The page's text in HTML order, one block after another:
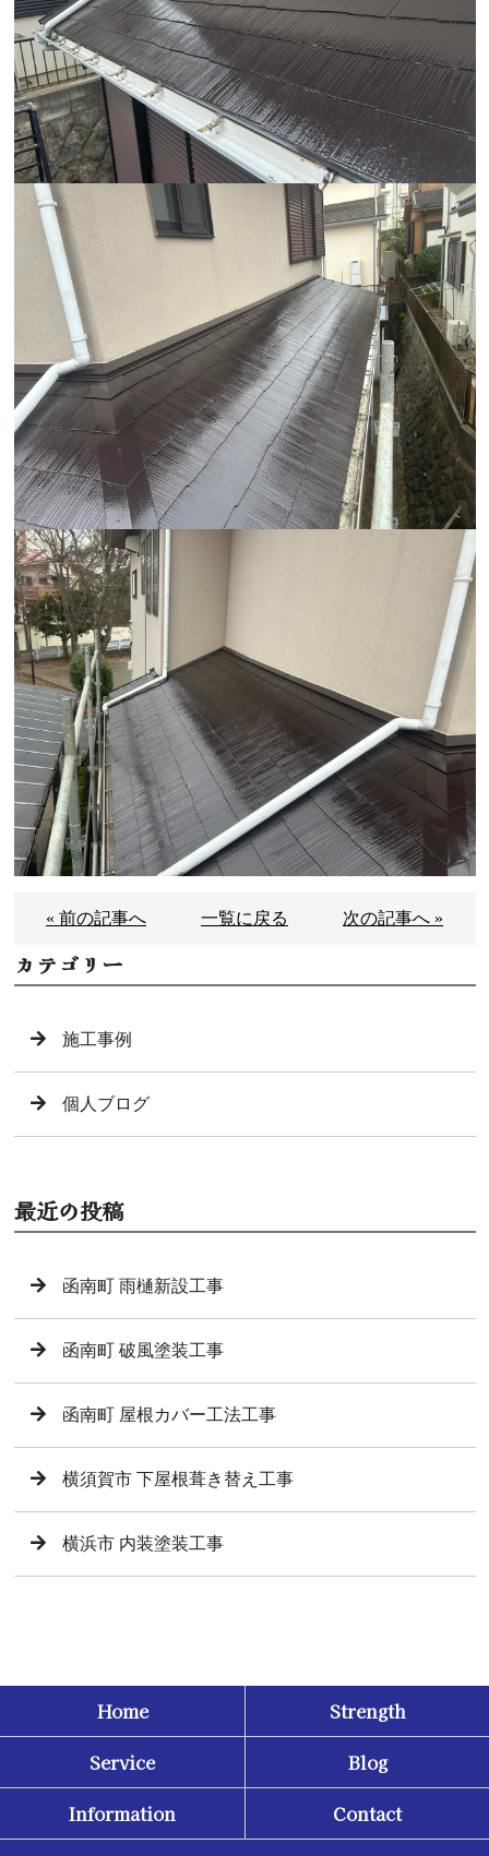
« 前の記事へ 一覧に戻る 次の記事へ »
カテゴリー
施工事例
個人ブログ
最近の投稿
函南町 雨樋新設工事
函南町 破風塗装工事
函南町 屋根カバー工法工事
横須賀市 下屋根葺き替え工事
横浜市 内装塗装工事
Home
Strength
Service
Blog
Information
Contact